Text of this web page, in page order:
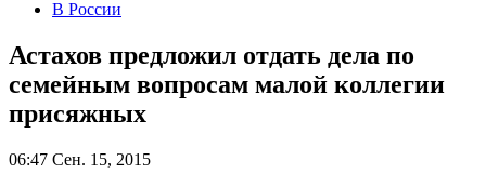
В России
Астахов предложил отдать дела по
семейным вопросам малой коллегии
присяжных
06:47 Сен. 15, 2015